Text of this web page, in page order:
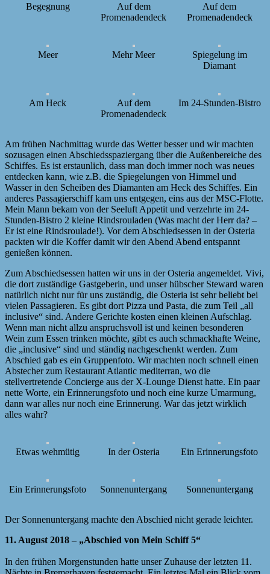
Begegnung
Auf dem
Promenadendeck
Auf dem
Promenadendeck
Meer Mehr Meer
Spiegelung im
Diamant
Am Heck
Auf dem
Promenadendeck
Im 24-Stunden-Bistro
Am frühen Nachmittag wurde das Wetter besser und wir machten
sozusagen einen Abschiedsspaziergang über die Außenbereiche des
Schiffes. Es ist erstaunlich, dass man doch immer noch was neues
entdecken kann, wie z.B. die Spiegelungen von Himmel und
Wasser in den Scheiben des Diamanten am Heck des Schiffes. Ein
anderes Passagierschiff kam uns entgegen, eins aus der MSC-Flotte.
Mein Mann bekam von der Seeluft Appetit und verzehrte im 24-
Stunden-Bistro 2 kleine Rindsrouladen (Was macht der Herr da? –
Er ist eine Rindsroulade!). Vor dem Abschiedsessen in der Osteria
packten wir die Koffer damit wir den Abend Abend entspannt
genießen können.
Zum Abschiedsessen hatten wir uns in der Osteria angemeldet. Vivi,
die dort zuständige Gastgeberin, und unser hübscher Steward waren
natürlich nicht nur für uns zuständig, die Osteria ist sehr beliebt bei
vielen Passagieren. Es gibt dort Pizza und Pasta, die zum Teil „all
inclusive“ sind. Andere Gerichte kosten einen kleinen Aufschlag.
Wenn man nicht allzu anspruchsvoll ist und keinen besonderen
Wein zum Essen trinken möchte, gibt es auch schmackhafte Weine,
die „inclusive“ sind und ständig nachgeschenkt werden. Zum
Abschied gab es ein Gruppenfoto. Wir machten noch schnell einen
Abstecher zum Restaurant Atlantic mediterran, wo die
stellvertretende Concierge aus der X-Lounge Dienst hatte. Ein paar
nette Worte, ein Erinnerungsfoto und noch eine kurze Umarmung,
dann war alles nur noch eine Erinnerung. War das jetzt wirklich
alles wahr?
Etwas wehmütig In der Osteria Ein Erinnerungsfoto
Ein Erinnerungsfoto Sonnenuntergang Sonnenuntergang
Der Sonnenuntergang machte den Abschied nicht gerade leichter.
11. August 2018 – „Abschied von Mein Schiff 5“
In den frühen Morgenstunden hatte unser Zuhause der letzten 11.